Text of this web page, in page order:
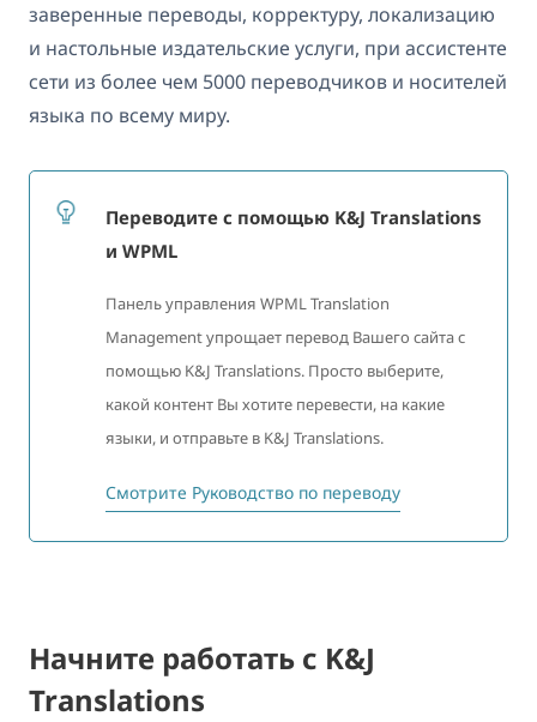
заверенные переводы, корректуру, локализацию
и настольные издательские услуги, при ассистенте
сети из более чем 5000 переводчиков и носителей
языка по всему миру.
Переводите с помощью K&J Translations
и WPML
Панель управления WPML Translation
Management упрощает перевод Вашего сайта с
помощью K&J Translations. Просто выберите,
какой контент Вы хотите перевести, на какие
языки, и отправьте в K&J Translations.
Смотрите Руководство по переводу
Начните работать с K&J
Translations